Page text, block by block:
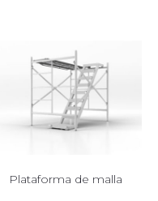
Plataforma de malla